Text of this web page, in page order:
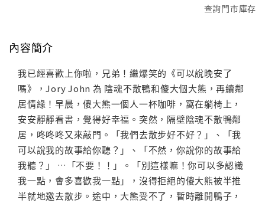
查詢門市庫存
內容簡介
我已經喜歡上你啦，兄弟！繼爆笑的《可以說晚安了
嗎》，Jory John 為 陰魂不散鴨和傻大個大熊，再續鄰
居情緣！早晨，傻大熊一個人一杯咖啡，窩在躺椅上，
安安靜靜看書，覺得好幸福。突然，隔壁陰魂不散鴨鄰
居，咚咚咚又來敲門。「我們去散步好不好？」、「我
可以說我的故事給你聽？」、「不然，你說你的故事給
我聽？」 …「不要！！」。「別這樣嘛！你可以多認識
我一點，會多喜歡我一點」，沒得拒絕的傻大熊被半推
半就地邀去散步。途中，大熊受不了，暫時離開鴨子，